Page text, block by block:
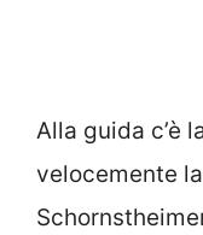
Alla guida c’è
velocemente